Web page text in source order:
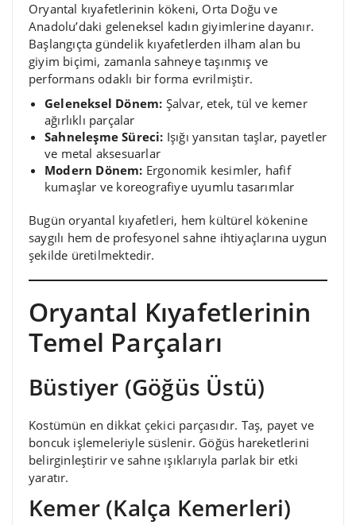
Oryantal kıyafetlerinin kökeni, Orta Doğu ve
Anadolu’daki geleneksel kadın giyimlerine dayanır.
Başlangıçta gündelik kıyafetlerden ilham alan bu
giyim biçimi, zamanla sahneye taşınmış ve
performans odaklı bir forma evrilmiştir.
Geleneksel Dönem: Şalvar, etek, tül ve kemer
ağırlıklı parçalar
Sahneleşme Süreci: Işığı yansıtan taşlar, payetler
ve metal aksesuarlar
Modern Dönem: Ergonomik kesimler, hafif
kumaşlar ve koreografiye uyumlu tasarımlar
Bugün oryantal kıyafetleri, hem kültürel kökenine
saygılı hem de profesyonel sahne ihtiyaçlarına uygun
şekilde üretilmektedir.
Oryantal Kıyafetlerinin
Temel Parçaları
Büstiyer (Göğüs Üstü)
Kostümün en dikkat çekici parçasıdır. Taş, payet ve
boncuk işlemeleriyle süslenir. Göğüs hareketlerini
belirginleştirir ve sahne ışıklarıyla parlak bir etki
yaratır.
Kemer (Kalça Kemerleri)